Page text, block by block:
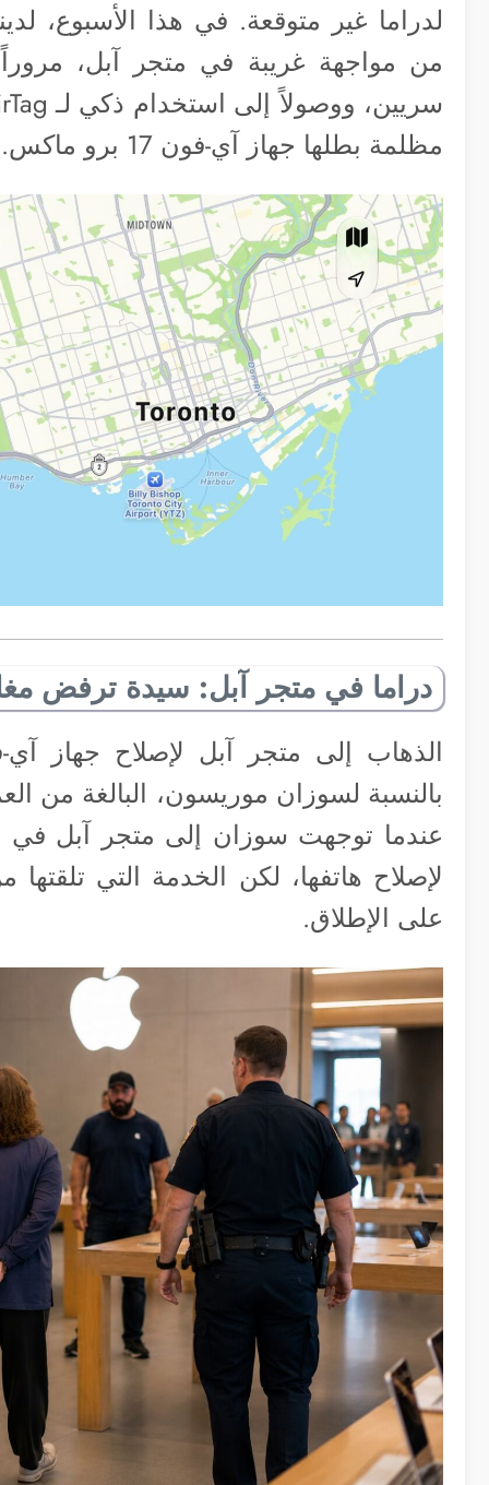
لدراما غير متوقعة. في هذا الأسبوع،
مظلمة بطلها جهاز آي-فون 17 برو ماكس.
دراما في متجر آبل: سيدة ترفض
الذهاب إلى متجر آبل لإصلاح جهاز
عندما توجهت سوزان إلى متجر آبل في
لإصلاح هاتفها، لكن الخدمة التي
على الإطلاق.